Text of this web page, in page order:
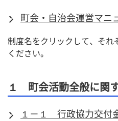
町会・自治会運営マニ
制度名をクリックして、それ
ください。
１ 町会活動全般に関
１－１ 行政協力交付